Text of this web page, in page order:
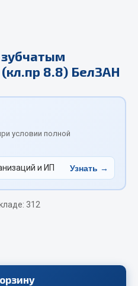
8.8) БелЗАН
условии полной
и ИП Узнать →
312